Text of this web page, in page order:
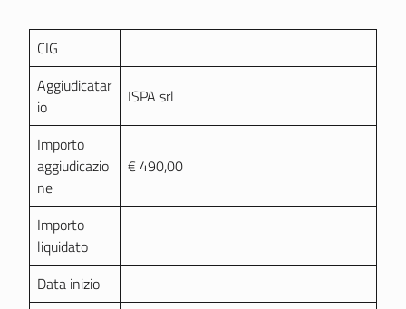
CIG
Aggiudicatar
io
ISPA srl
Importo
aggiudicazio
ne
€ 490,00
Importo
liquidato
Data inizio